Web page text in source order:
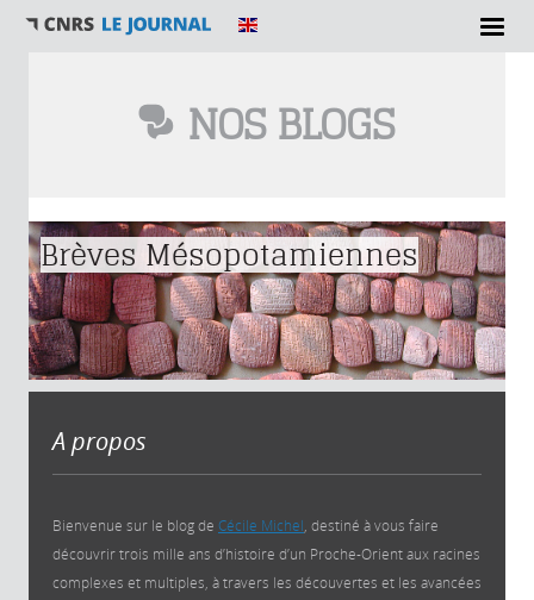
NOS BLOGS
Vous êtes ici
Brèves Mésopotamiennes
A propos
Bienvenue sur le blog de Cécile Michel, destiné à vous faire
découvrir trois mille ans d’histoire d’un Proche-Orient aux racines
complexes et multiples, à travers les découvertes et les avancées